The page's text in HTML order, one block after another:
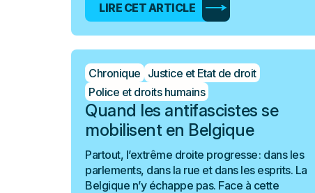
LIRE CET ARTICLE
Chronique Justice et Etat de droit
Police et droits humains
Quand les antifascistes se
mobilisent en Belgique
Partout, l’extrême droite progresse : dans les
parlements, dans la rue et dans les esprits. La
Belgique n’y échappe pas. Face à cette